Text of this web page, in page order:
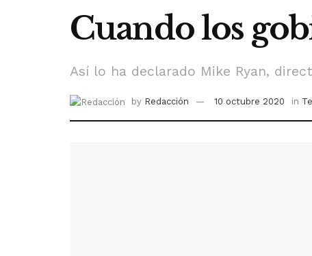
Cuando los
Así lo ha declarado Mike Ryan,
by Redacción 10 octubre 2020 in